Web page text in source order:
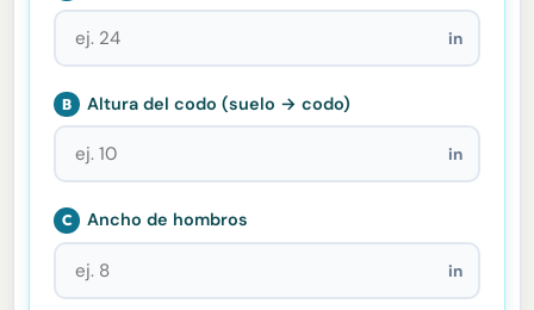
in
B Altura del codo (suelo → codo)
in
C Ancho de hombros
in